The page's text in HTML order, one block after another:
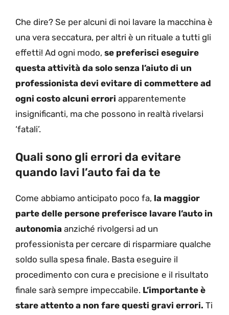
Che dire? Se per alcuni di noi lavare la macchina è
una vera seccatura, per altri è un rituale a tutti gli
effetti! Ad ogni modo, se preferisci eseguire
questa attività da solo senza l’aiuto di un
professionista devi evitare di commettere ad
ogni costo alcuni errori apparentemente
insignificanti, ma che possono in realtà rivelarsi
‘fatali’.
Quali sono gli errori da evitare
quando lavi l’auto fai da te
Come abbiamo anticipato poco fa, la maggior
parte delle persone preferisce lavare l’auto in
autonomia anziché rivolgersi ad un
professionista per cercare di risparmiare qualche
soldo sulla spesa finale. Basta eseguire il
procedimento con cura e precisione e il risultato
finale sarà sempre impeccabile. L’importante è
stare attento a non fare questi gravi errori. Ti